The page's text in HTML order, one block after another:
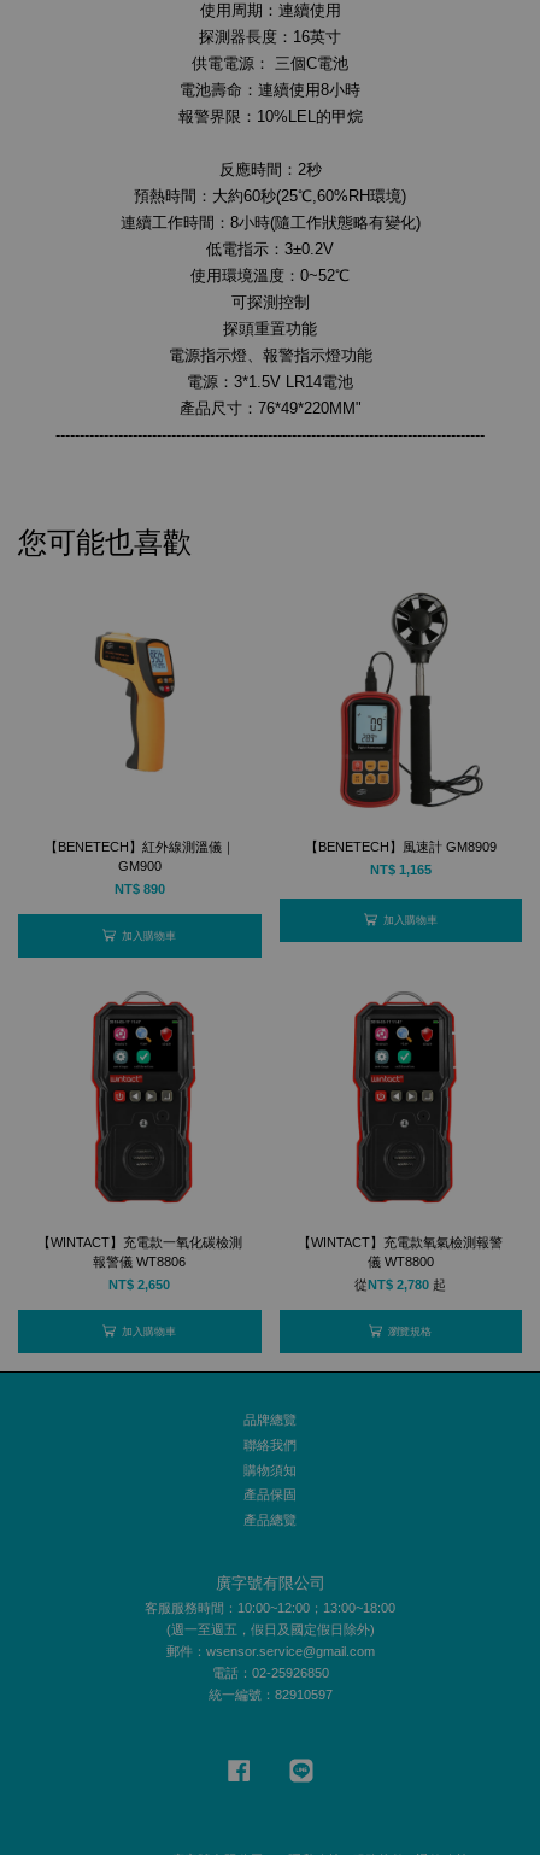
使用周期：連續使用
探測器長度：16英寸
供電電源： 三個C電池
電池壽命：連續使用8小時
報警界限：10%LEL的甲烷
反應時間：2秒
預熱時間：大約60秒(25℃,60%RH環境)
連續工作時間：8小時(隨工作狀態略有變化)
低電指示：3±0.2V
使用環境溫度：0~52℃
可探測控制
探頭重置功能
電源指示燈、報警指示燈功能
電源：3*1.5V LR14電池
產品尺寸：76*49*220MM"
-----------------------------------------------------------------------------------------
您可能也喜歡
【BENETECH】紅外線測溫儀｜
GM900
NT$ 890
加入購物車
【BENETECH】風速計 GM8909
NT$ 1,165
加入購物車
【WINTACT】充電款一氧化碳檢測
報警儀 WT8806
NT$ 2,650
加入購物車
【WINTACT】充電款氧氣檢測報警
儀 WT8800
從 NT$ 2,780 起
瀏覽規格
品牌總覽
聯絡我們
購物須知
產品保固
產品總覽
廣字號有限公司
客服服務時間：10:00~12:00；13:00~18:00
(週一至週五，假日及國定假日除外)
郵件：wsensor.service@gmail.com
電話：02-25926850
統一編號：82910597
Facebook